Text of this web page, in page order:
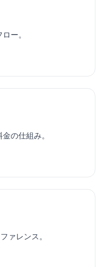
ー。
の仕組み。
ァレンス。